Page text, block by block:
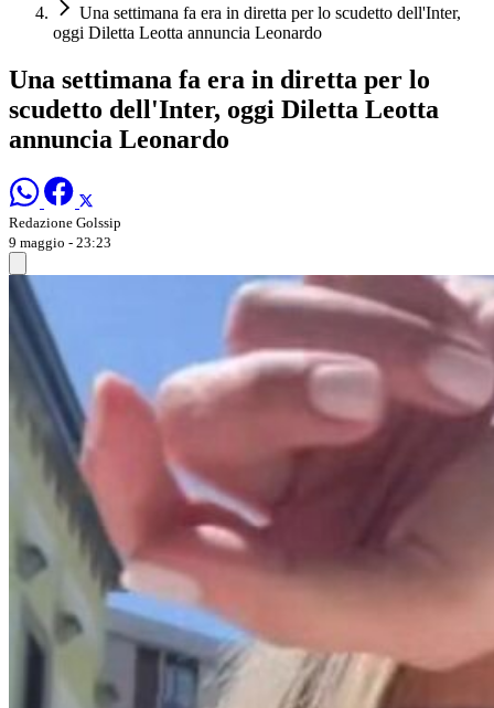
Una settimana fa era in diretta per lo scudetto dell'Inter,
oggi Diletta Leotta annuncia Leonardo
Una settimana fa era in diretta per lo
scudetto dell'Inter, oggi Diletta Leotta
annuncia Leonardo
Redazione Golssip
9 maggio - 23:23